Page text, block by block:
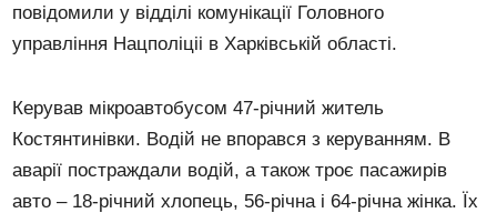
повідомили у відділі комунікації Головного
управління Нацполіціі в Харківській області.
Керував мікроавтобусом 47-річний житель
Костянтинівки. Водій не впорався з керуванням. В
аварії постраждали водій, а також троє пасажирів
авто – 18-річний хлопець, 56-річна і 64-річна жінка. Їх